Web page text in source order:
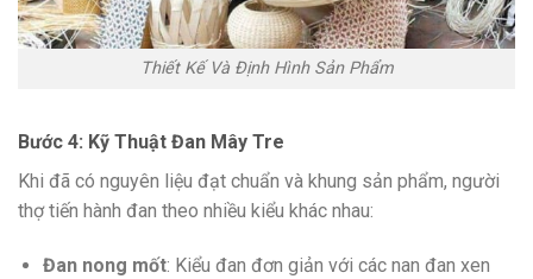
Thiết Kế Và Định Hình Sản Phẩm
Bước 4: Kỹ Thuật Đan Mây Tre
Khi đã có nguyên liệu đạt chuẩn và khung sản phẩm, người
thợ tiến hành đan theo nhiều kiểu khác nhau:
Đan nong mốt: Kiểu đan đơn giản với các nan đan xen